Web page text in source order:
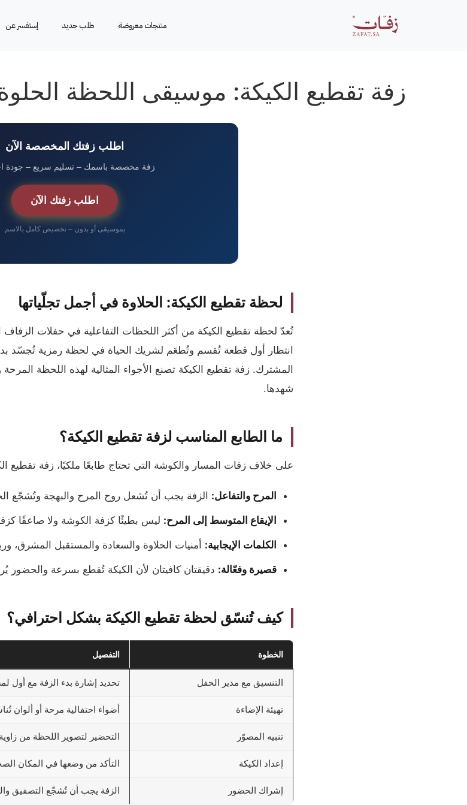
منتجات معروضة طلب جديد إستفسر عن
زفة تقطيع الكيكة: موسيقى اللحظة
اطلب زفتك المخصصة الآن
زفة مخصصة باسمك – تسليم سريع – جودة
اطلب زفتك الآن
بموسيقى أو بدون – تخصيص كامل بالاسم
لحظة تقطيع الكيكة: الحلاوة في أجمل تجلّياتها
تُعدّ لحظة تقطيع الكيكة من أكثر اللحظات التفاعلية في حفلات
انتظار أول قطعة تُقسم وتُطعَم لشريك الحياة في لحظة رمزية تُجسّد
المشترك. زفة تقطيع الكيكة تصنع الأجواء المثالية لهذه اللحظة
شهدها.
ما الطابع المناسب لزفة تقطيع الكيكة؟
على خلاف زفات المسار والكوشة التي تحتاج طابعًا ملكيًا، زفة تقطيع
المرح والتفاعل: الزفة يجب أن تُشعل روح المرح والبهجة وتُشجّع
الإيقاع المتوسط إلى المرح: ليس بطيئًا كزفة الكوشة ولا صاعقًا
الكلمات الإيجابية: أمنيات الحلاوة والسعادة والمستقبل المشرق،
قصيرة وفعّالة: دقيقتان كافيتان لأن الكيكة تُقطع بسرعة والحضور
كيف تُنسّق لحظة تقطيع الكيكة بشكل احترافي؟
الخطوة التفصيل
التنسيق مع مدير الحفل تحديد إشارة بدء الزفة مع أول
تهيئة الإضاءة أضواء احتفالية مرحة أو ألوان
تنبيه المصوّر التحضير لتصوير اللحظة من زاوية
إعداد الكيكة التأكد من وضعها في المكان
إشراك الحضور الزفة يجب أن تُشجّع التصفيق